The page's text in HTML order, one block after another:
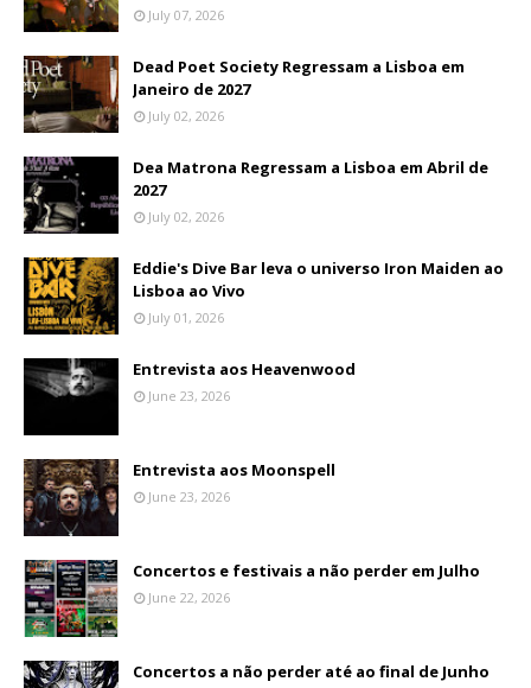
July 07, 2026
Dead Poet Society Regressam a Lisboa em
Janeiro de 2027
July 02, 2026
Dea Matrona Regressam a Lisboa em Abril de
2027
July 02, 2026
Eddie's Dive Bar leva o universo Iron Maiden ao
Lisboa ao Vivo
July 01, 2026
Entrevista aos Heavenwood
June 23, 2026
Entrevista aos Moonspell
June 23, 2026
Concertos e festivais a não perder em Julho
June 22, 2026
Concertos a não perder até ao final de Junho